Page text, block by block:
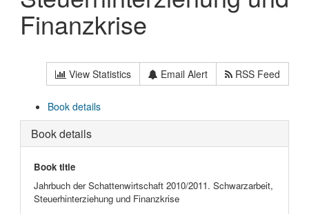
Finanzkrise
View Statistics Email Alert RSS Feed
Book details
Book details
Book title
Jahrbuch der Schattenwirtschaft 2010/2011. Schwarzarbeit,
Steuerhinterziehung und Finanzkrise